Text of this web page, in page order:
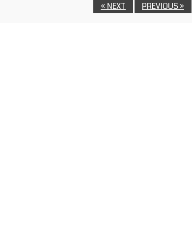
« PREVIOUS
NEXT »